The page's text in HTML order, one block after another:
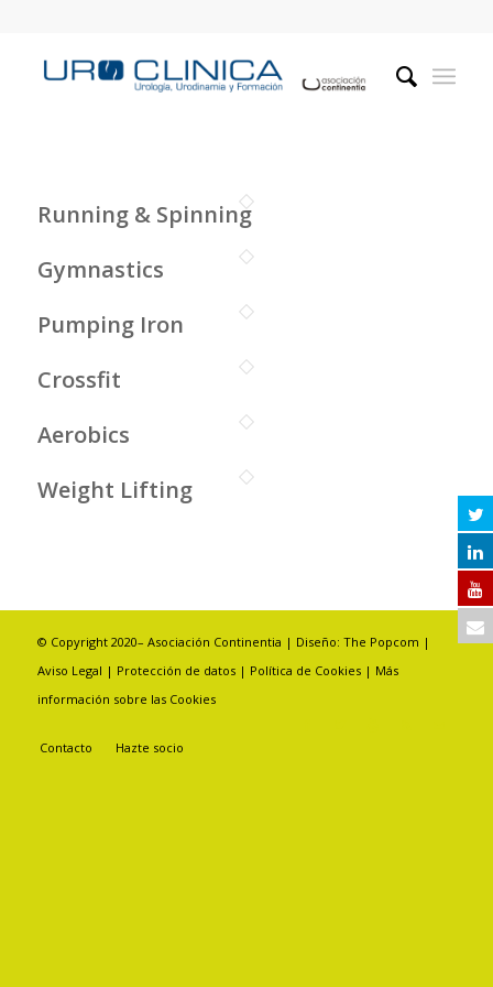
Running & Spinning
Gymnastics
Pumping Iron
Crossfit
Aerobics
Weight Lifting
© Copyright 2020– Asociación Continentia | Diseño: The Popcom |
Aviso Legal | Protección de datos | Política de Cookies| Más
información sobre las Cookies
Contacto Hazte socio